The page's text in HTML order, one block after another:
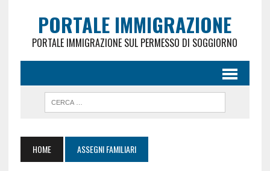
PORTALE IMMIGRAZIONE
PORTALE IMMIGRAZIONE SUL PERMESSO DI SOGGIORNO
HOME ASSEGNI FAMILIARI